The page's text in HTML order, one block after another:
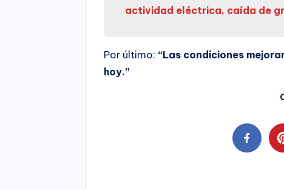
actividad eléctrica, caída de
Por último: “Las condiciones
hoy.”